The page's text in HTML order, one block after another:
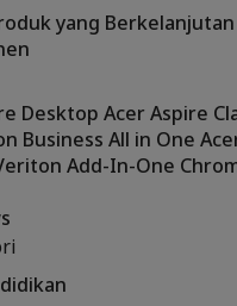
yang Berkelanjutan
Desktop Acer Aspire
Business All in One
Add-In-One